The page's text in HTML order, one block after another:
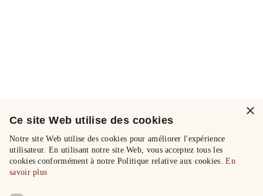
×
Ce site Web utilise des cookies
Notre site Web utilise des cookies pour améliorer l'expérience
utilisateur. En utilisant notre site Web, vous acceptez tous les
cookies conformément à notre Politique relative aux cookies.En
savoir plus